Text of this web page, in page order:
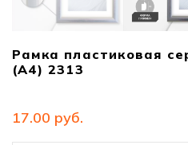
Рамка пластиковая
(А4) 2313
руб.